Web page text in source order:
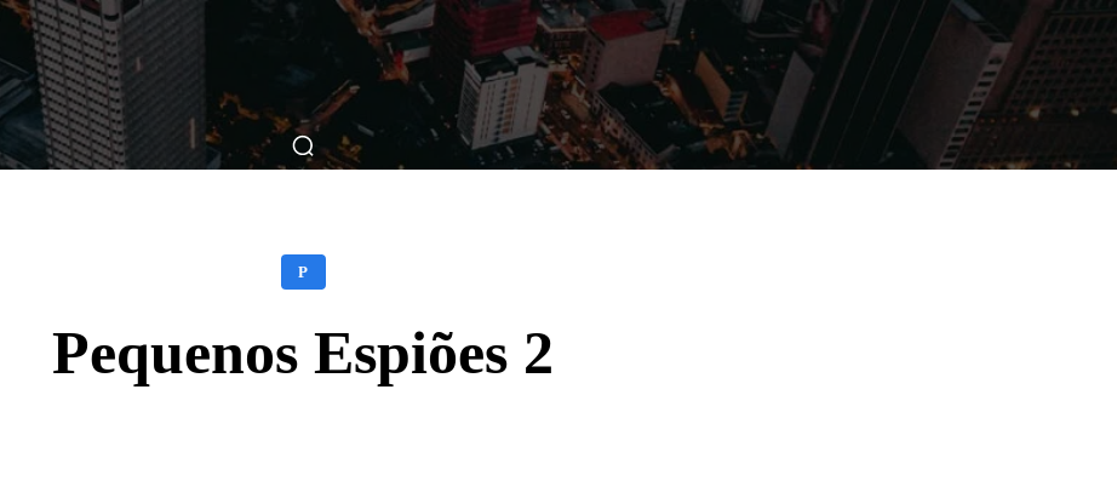
Críticas Breve Nos Cinemas Matérias Nos Cinemas Filmes Séries Música Gênero
P
Pequenos Espiões 2